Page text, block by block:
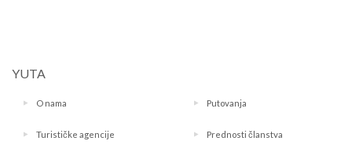
YUTA
O nama Putovanja
Turističke agencije Prednosti članstva